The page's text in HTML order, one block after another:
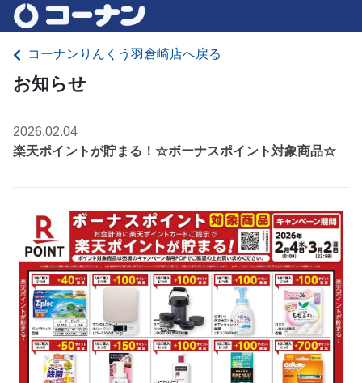
コーナンりんくう羽倉崎店へ戻る
お知らせ
2026.02.04
楽天ポイントが貯まる！☆ボーナスポイント対象商品☆